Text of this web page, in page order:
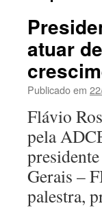
atuar
Publicado em
Flávio
pela
Gerais –
palestra,